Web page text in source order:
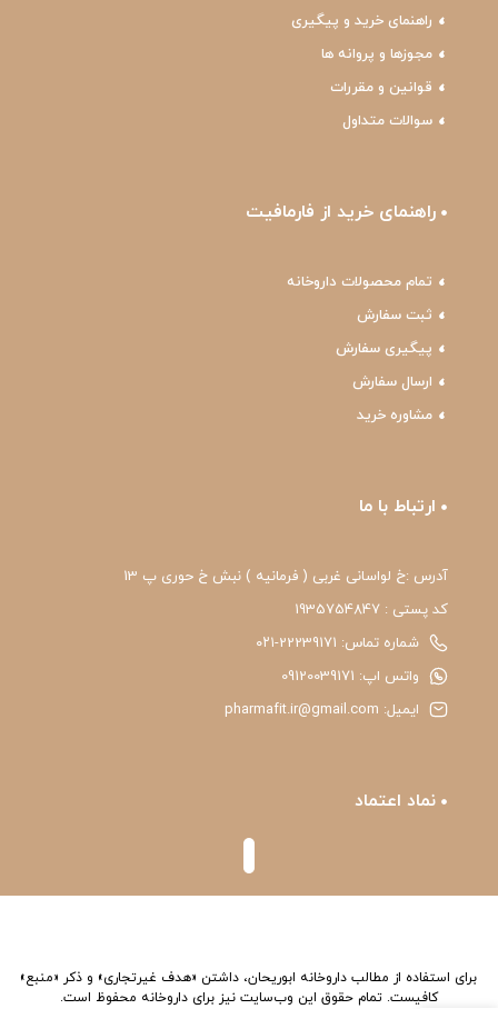
راهنمای خرید و پیگیری
مجوزها و پروانه ها
قوانین و مقررات
سوالات متداول
راهنمای خرید از فارمافیت
تمام محصولات داروخانه
ثبت سفارش
پیگیری سفارش
ارسال سفارش
مشاوره خرید
ارتباط با ما
آدرس :خ لواسانی غربی ( فرمانیه ) نبش خ حوری پ 13
کد پستی : 1935754847
شماره تماس: 22239171-۰۲۱
واتس اپ: 09120039171
ایمیل: pharmafit.ir@gmail.com
نماد اعتماد
برای استفاده از مطالب داروخانه ابوریحان، داشتن «هدف غیرتجاری» و ذکر «منبع»
کافیست. تمام حقوق اين وب‌سايت نیز برای داروخانه محفوظ است.